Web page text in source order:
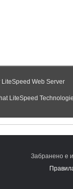
Забранено е